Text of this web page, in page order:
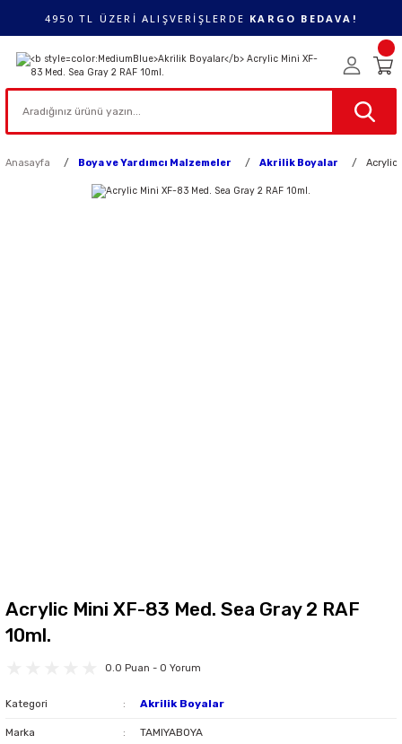
4950 TL ÜZERİ ALIŞVERİŞLERDE KARGO BEDAVA!
Anasayfa Boya ve Yardımcı Malzemeler Akrilik Boyalar Acrylic
Acrylic Mini XF-83 Med. Sea Gray 2 RAF
10ml.
0.0 Puan - 0 Yorum
Kategori Akrilik Boyalar
Marka TAMIYABOYA